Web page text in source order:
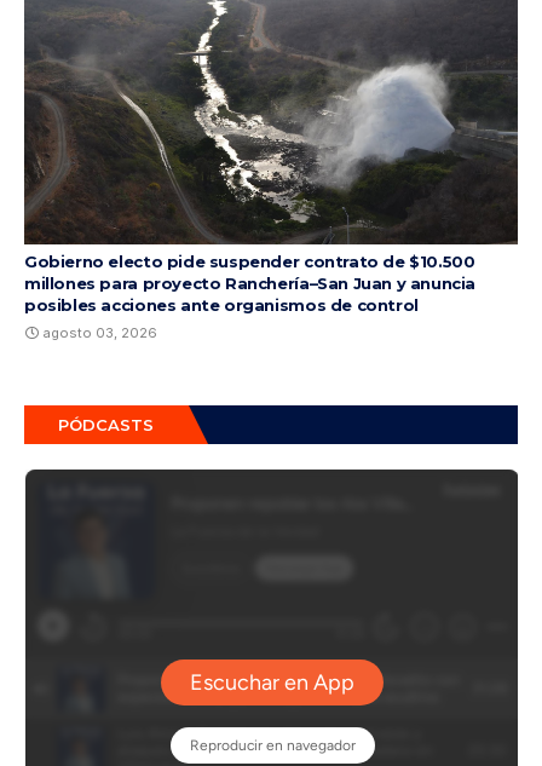
Gobierno electo pide suspender contrato de $10.500
millones para proyecto Ranchería–San Juan y anuncia
posibles acciones ante organismos de control
agosto 03, 2026
PÓDCASTS